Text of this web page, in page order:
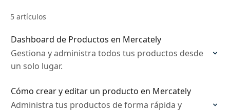
5 artículos
Dashboard de Productos en Mercately
Gestiona y administra todos tus productos desde
un solo lugar.
Cómo crear y editar un producto en Mercately
Administra tus productos de forma rápida y